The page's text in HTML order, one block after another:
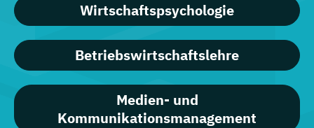
Wirtschaftspsychologie
Betriebswirtschaftslehre
Medien- und
Kommunikationsmanagement